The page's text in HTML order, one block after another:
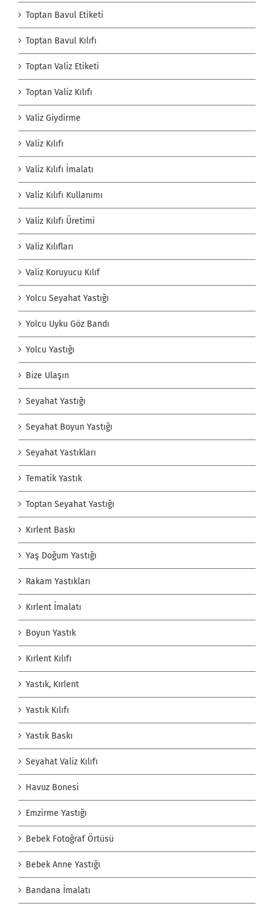
Toptan Bavul Etiketi
Toptan Bavul Kılıfı
Toptan Valiz Etiketi
Toptan Valiz Kılıfı
Valiz Giydirme
Valiz Kılıfı
Valiz Kılıfı İmalatı
Valiz Kılıfı Kullanımı
Valiz Kılıfı Üretimi
Valiz Kılıfları
Valiz Koruyucu Kılıf
Yolcu Seyahat Yastığı
Yolcu Uyku Göz Bandı
Yolcu Yastığı
Bize Ulaşın
Seyahat Yastığı
Seyahat Boyun Yastığı
Seyahat Yastıkları
Tematik Yastık
Toptan Seyahat Yastığı
Kırlent Baskı
Yaş Doğum Yastığı
Rakam Yastıkları
Kırlent İmalatı
Boyun Yastık
Kırlent Kılıfı
Yastık, Kırlent
Yastık Kılıfı
Yastık Baskı
Seyahat Valiz Kılıfı
Havuz Bonesi
Emzirme Yastığı
Bebek Fotoğraf Örtüsü
Bebek Anne Yastığı
Bandana İmalatı